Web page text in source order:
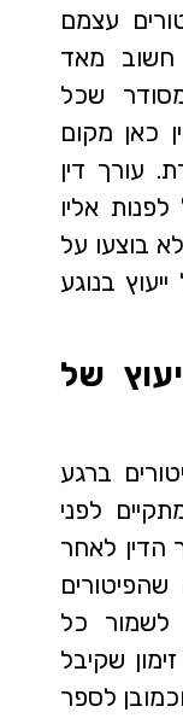
עצמם
מאד
שכל
כאן מקום
עורך דין
אליו
בוצעו על
בנוגע
של
ברגע
לפני
הדין לאחר
לשמור כל
שקיבל
לספר